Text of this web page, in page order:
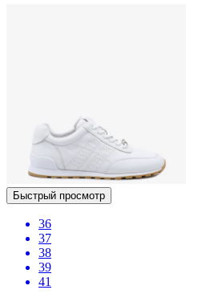
Быстрый просмотр
36
37
38
39
41